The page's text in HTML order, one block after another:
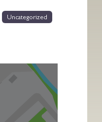
Uncategorized